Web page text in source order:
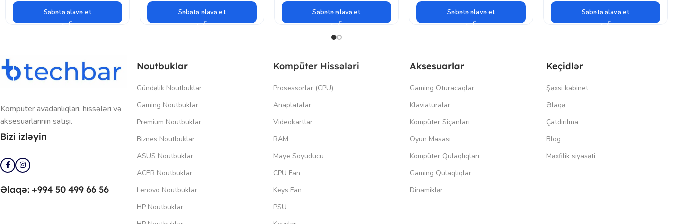
Səbətə əlavə et Səbətə əlavə et Səbətə əlavə et Səbətə əlavə et Səbətə əlavə et
Kompüter avadanlıqları, hissələri və
aksesuarlarının satışı.
Bizi izləyin
Əlaqə: +994 50 499 66 56
Noutbuklar
Gündəlik Noutbuklar
Gaming Noutbuklar
Premium Noutbuklar
Biznes Noutbuklar
ASUS Noutbuklar
ACER Noutbuklar
Lenovo Noutbuklar
HP Noutbuklar
Kompüter Hissələri
Prosessorlar (CPU)
Anaplatalar
Videokartlar
RAM
Maye Soyuducu
CPU Fan
Keys Fan
PSU
Aksesuarlar
Gaming Oturacaqlar
Klaviaturalar
Kompüter Siçanları
Oyun Masası
Kompüter Qulaqlıqları
Gaming Qulaqlıqlar
Dinamiklər
Keçidlər
Şəxsi kabinet
Əlaqə
Çatdırılma
Blog
Məxfilik siyasəti